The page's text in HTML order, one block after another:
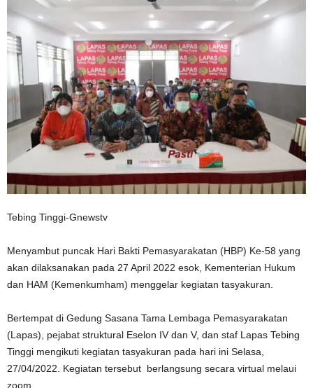
Tebing Tinggi-Gnewstv
Menyambut puncak Hari Bakti Pemasyarakatan (HBP) Ke-58 yang
akan dilaksanakan pada 27 April 2022 esok, Kementerian Hukum
dan HAM (Kemenkumham) menggelar kegiatan tasyakuran.
Bertempat di Gedung Sasana Tama Lembaga Pemasyarakatan
(Lapas), pejabat struktural Eselon IV dan V, dan staf Lapas Tebing
Tinggi mengikuti kegiatan tasyakuran pada hari ini Selasa,
27/04/2022. Kegiatan tersebut berlangsung secara virtual melaui
zoom.